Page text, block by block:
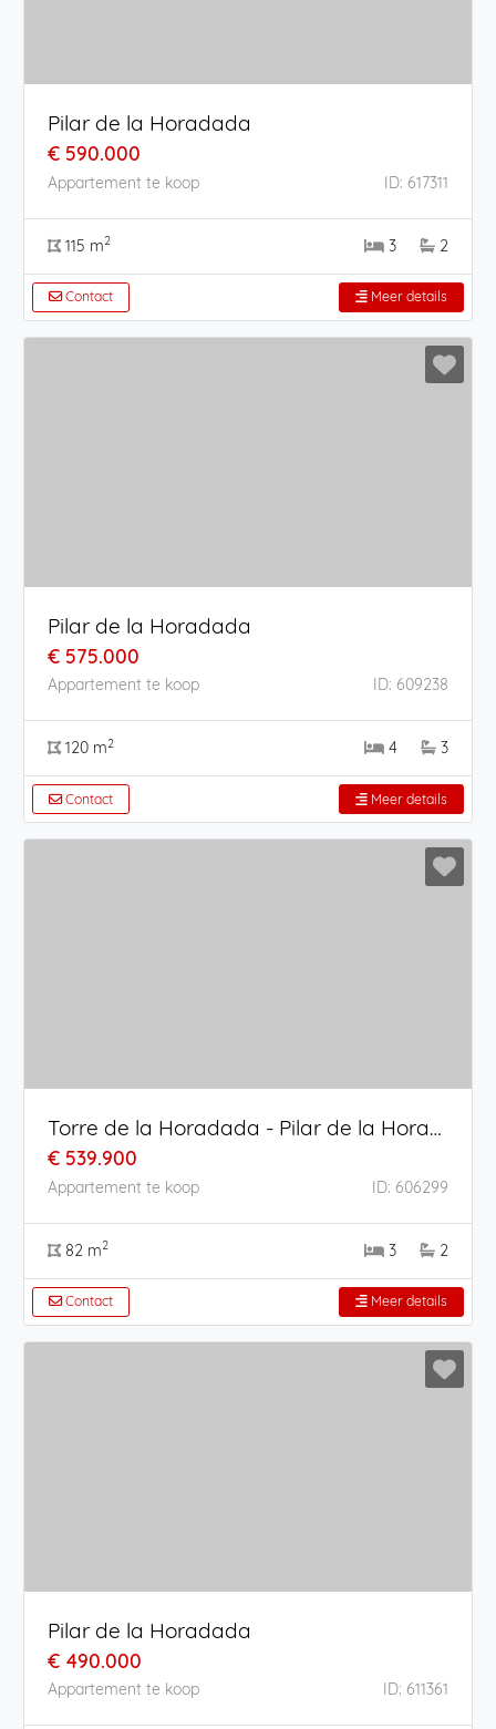
Pilar de la Horadada
€ 590.000
Appartement te koop ID: 617311
115 m2 3 2
Contact Meer details
Pilar de la Horadada
€ 575.000
Appartement te koop ID: 609238
120 m2 4 3
Contact Meer details
Torre de la Horadada - Pilar de la Horadada
€ 539.900
Appartement te koop ID: 606299
82 m2 3 2
Contact Meer details
Pilar de la Horadada
€ 490.000
Appartement te koop ID: 611361